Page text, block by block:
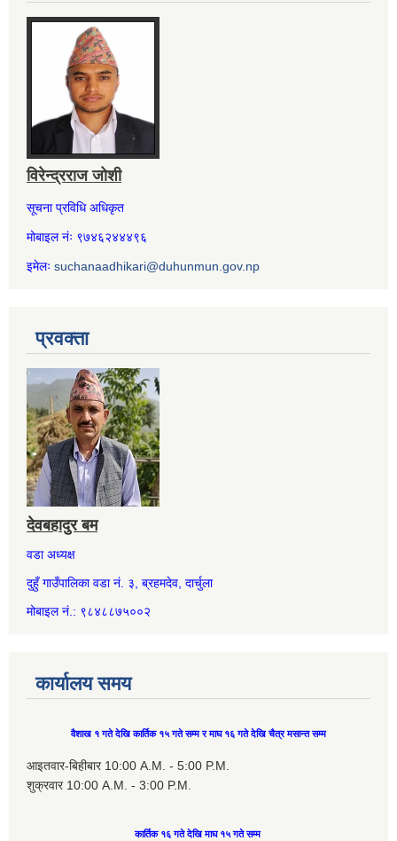
विरेन्द्रराज जोशी
सूचना प्रविधि अधिकृत
मोबाइल नंः ९७४६२४४४९६
इमेलः suchanaadhikari@duhunmun.gov.np
प्रवक्ता
देवबहादुर बम
वडा अध्यक्ष
दुहुँ गाउँपालिका वडा नं. ३, ब्रहमदेव, दार्चुला
मोबाइल नं.: ९८४८८७५००२
कार्यालय समय
वैशाख १ गते देखि कार्तिक १५ गते सम्म र माघ १६ गते देखि चैत्र मसान्त सम्म
आइतवार-बिहीबार 10:00 A.M. - 5:00 P.M.
शुक्रवार 10:00 A.M. - 3:00 P.M.
कार्तिक १६ गते देखि माघ १५ गते सम्म